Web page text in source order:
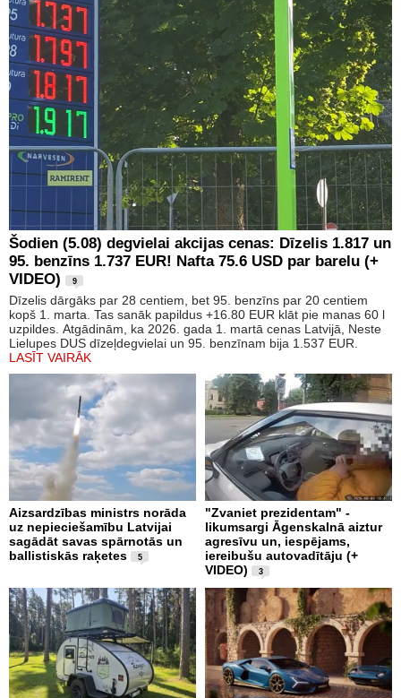
Šodien (5.08) degvielai akcijas cenas: Dīzelis 1.817 un
95. benzīns 1.737 EUR! Nafta 75.6 USD par barelu (+
VIDEO)
9
Dīzelis dārgāks par 28 centiem, bet 95. benzīns par 20 centiem
kopš 1. marta. Tas sanāk papildus +16.80 EUR klāt pie manas 60 l
uzpildes. Atgādinām, ka 2026. gada 1. martā cenas Latvijā, Neste
Lielupes DUS dīzeļdegvielai un 95. benzīnam bija 1.537 EUR.
LASĪT VAIRĀK
Aizsardzības ministrs norāda
uz nepieciešamību Latvijai
sagādāt savas spārnotās un
ballistiskās raķetes
5
"Zvaniet prezidentam" -
likumsargi Āgenskalnā aiztur
agresīvu un, iespējams,
iereibušu autovadītāju (+
VIDEO)
3